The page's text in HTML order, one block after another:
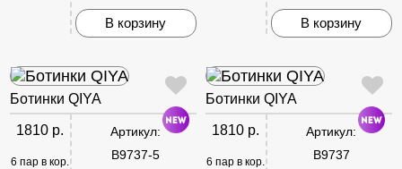
В корзину В корзину
Ботинки QIYA
1810 р.
6 пар в кор.
Артикул:
B9737-5
Ботинки QIYA
1810 р.
6 пар в кор.
Артикул:
B9737